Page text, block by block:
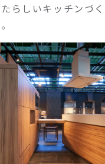
らしいキッチンづ